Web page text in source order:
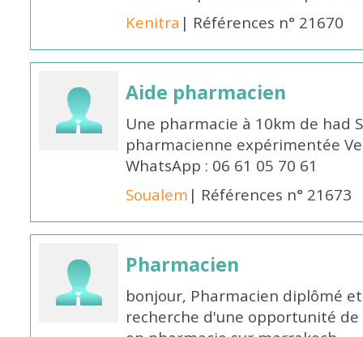
Kenitra | Références n° 21670
Aide pharmacien
Une pharmacie à 10km de had
pharmacienne expérimentée
WhatsApp : 06 61 05 70 61
Soualem | Références n° 21673
Pharmacien
bonjour, Pharmacien diplômé
recherche d'une opportunité